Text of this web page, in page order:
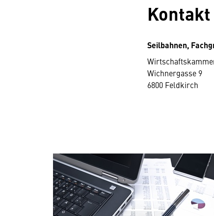
Kontakt
Seilbahnen,
Wichnergasse 9
6800 Feldkirch